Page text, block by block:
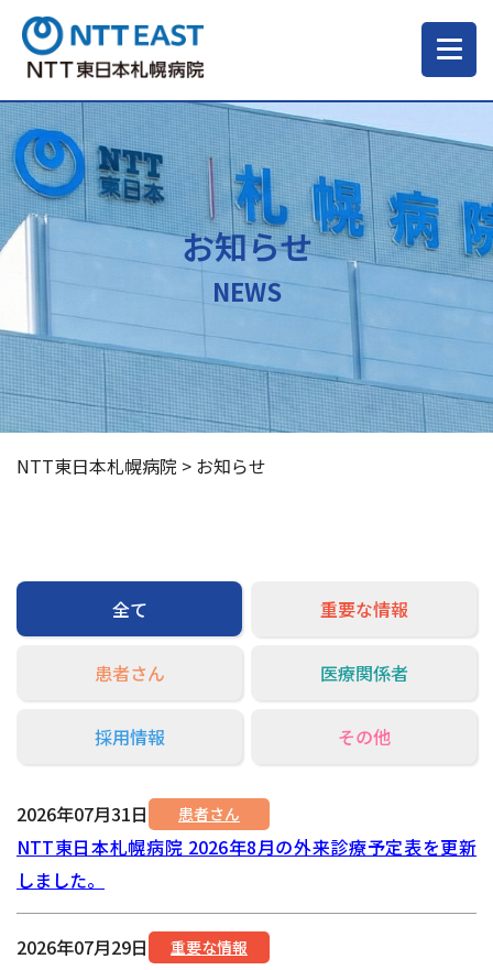
当院について
ご来院される方へ
診療科・部門
医療・介護関係の方
採用情報
お知らせ
NEWS
NTT東日本札幌病院 > お知らせ
全て 重要な情報
患者さん 医療関係者
採用情報 その他
2026年07月31日 患者さん
NTT東日本札幌病院 2026年8月の外来診療予定表を更新
しました。
2026年07月29日 重要な情報